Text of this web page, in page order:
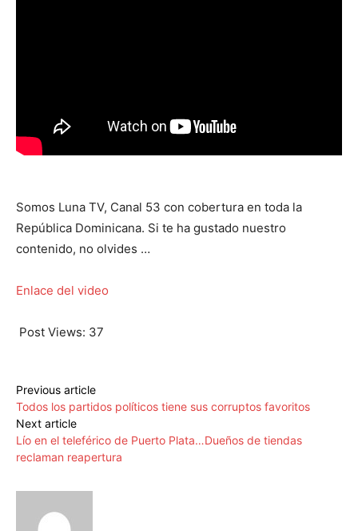
Somos Luna TV, Canal 53 con cobertura en toda la
República Dominicana. Si te ha gustado nuestro
contenido, no olvides …
Enlace del video
Post Views: 37
Previous article
Todos los partidos políticos tiene sus corruptos favoritos
Next article
Lío en el teleférico de Puerto Plata…Dueños de tiendas
reclaman reapertura